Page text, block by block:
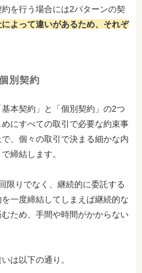
を行う場合には2パターンの契
よって違いがあるため、それぞ
別契約
本契約」と「個別契約」の2つ
にすべての取引で必要な約束事
、個々の取引で決まる細かな内
締結します。
限りでなく、継続的に委託する
一度締結してしまえば継続的な
ため、手間や時間がかからない
は以下の通り。